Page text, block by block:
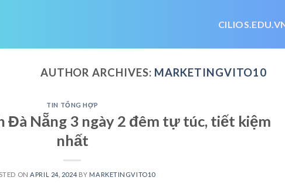
AUTHOR ARCHIVES: MARKETINGVITO10
TIN TỔNG HỢP
Đà Nẵng 3 ngày 2 đêm tự túc, tiết kiệm
nhất
ONAPRIL 24, 2024 BY MARKETINGVITO10